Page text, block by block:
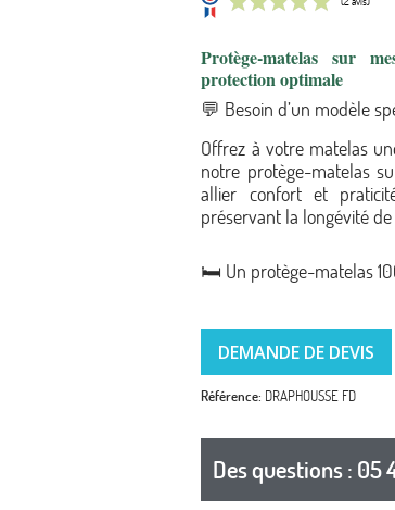
Protège-matelas sur
protection optimale
💬 Besoin d’un modèle
Offrez à votre matelas
notre protège-matelas
allier confort et
préservant la longévité
🛏️ Un protège-matelas
DEMANDE DE DEVIS
Référence DRAPHOUSSE FD
Des questions : 05